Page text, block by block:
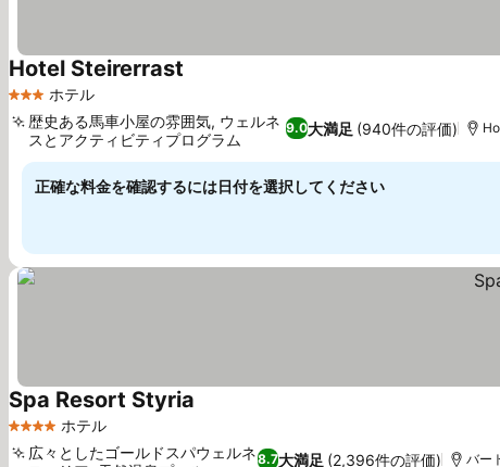
3 ホテルのランク
ホテル
Hotel Steirerrast
9.0大満足 (940件の評価)
歴史ある馬車小屋の雰囲気, ウェルネ
スとアクティビティプログラム
正確な料金を確認するには日付を選択してください
4 ホテルのランク
ホテル
Spa Resort Styria
8.7大満足 (2,396件の評価)
広々としたゴールドスパウェルネ
バー